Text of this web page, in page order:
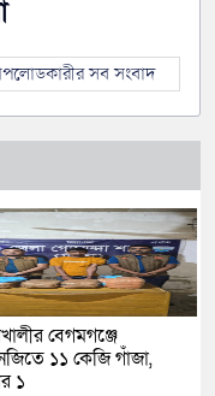
সব সংবাদ
বেগমগঞ্জে
১১ কেজি গাঁজা,
১